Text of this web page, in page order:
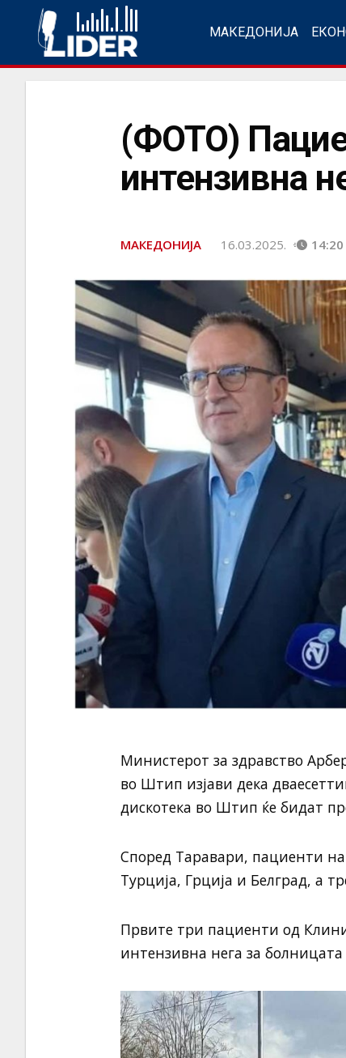
МАКЕДОНИЈА
(ФОТО)
интензивна
МАКЕДОНИЈА 16.03.2025. 14:20
Министерот за здравство
во Штип изјави дека
дискотека во Штип ќе бидат
Според Таравари, пациенти
Турција, Грција и Белград, а
Првите три пациенти од
интензивна нега за